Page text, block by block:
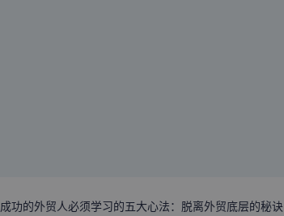
成功的外贸人必须学习的五大心法：脱离外贸底层的秘诀